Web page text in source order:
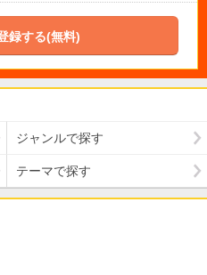
録する(無料)
ジャンルで探す
テーマで探す